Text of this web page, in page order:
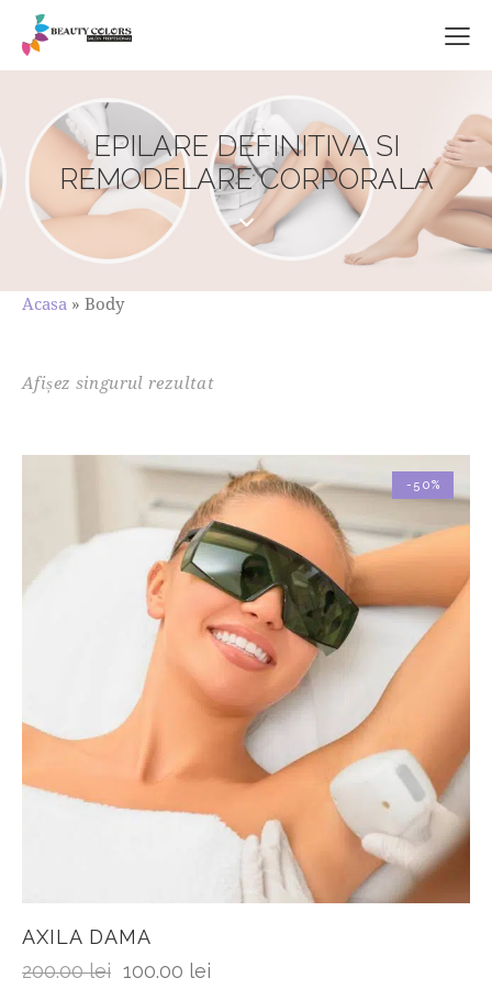
EPILARE DEFINITIVA SI
REMODELARE CORPORALA
Acasa » Body
Afișez singurul rezultat
-50%
AXILA DAMA
200.00lei 100.00 lei